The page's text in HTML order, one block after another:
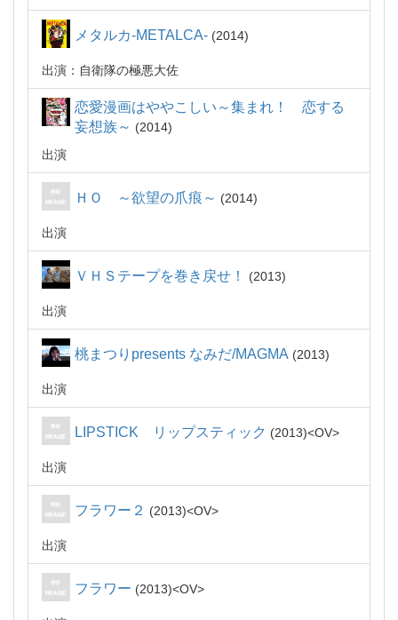
メタルカ-METALCA- 2014
出演：自衛隊の極悪大佐
恋愛漫画はややこしい～集まれ！ 恋する
妄想族～
2014
出演
ＨＯ ～欲望の爪痕～ 2014
出演
ＶＨＳテープを巻き戻せ！ 2013
出演
桃まつりpresents なみだ/MAGMA 2013
出演
LIPSTICK リップスティック 2013 OV
出演
フラワー２ 2013 OV
出演
フラワー 2013 OV